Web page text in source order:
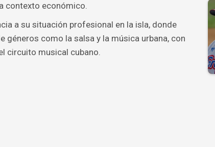
contexto económico.
a su situación profesional en la isla, donde
como la salsa y la música urbana, con
circuito musical cubano.